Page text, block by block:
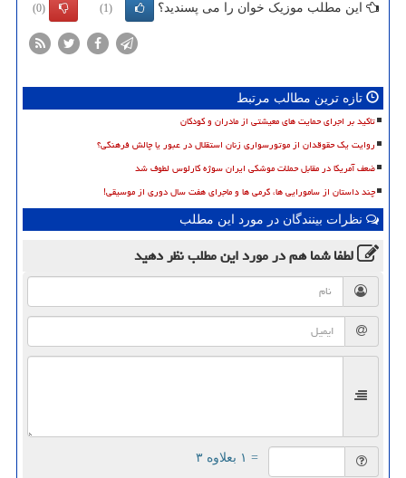
این مطلب موزیک خوان را می پسندید؟ (1)
(0)
تازه ترین مطالب مرتبط
تاکید بر اجرای حمایت های معیشتی از مادران و کودکان
روایت یک حقوقدان از موتورسواری زنان استقلال در عبور یا چالش فرهنگی؟
ضعف آمریکا در مقابل حملات موشکی ایران سوژه کارلوس لطوف شد
چند داستان از سامورایی ها، گرمی ها و ماجرای هفت سال دوری از موسیقی!
نظرات بینندگان در مورد این مطلب
لطفا شما همدر مورد این مطلبنظر دهید
= ۱ بعلاوه ۳